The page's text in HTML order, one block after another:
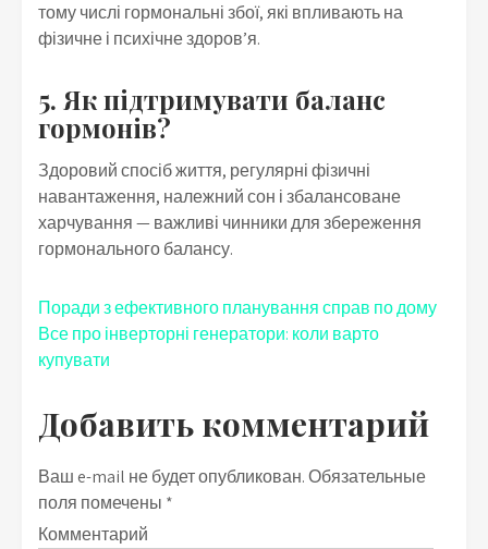
тому числі гормональні збої, які впливають на
фізичне і психічне здоров’я.
5. Як підтримувати баланс
гормонів?
Здоровий спосіб життя, регулярні фізичні
навантаження, належний сон і збалансоване
харчування — важливі чинники для збереження
гормонального балансу.
Навигация
по
записям
Поради з ефективного планування справ по дому
Все про інверторні генератори: коли варто
купувати
Добавить комментарий
Ваш e-mail не будет опубликован.Обязательные
поля помечены *
Комментарий